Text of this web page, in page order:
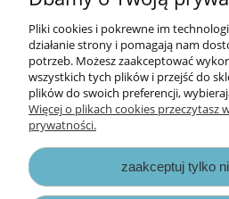
Opłaty i koszty
Zapisy
Pliki cookies i pokrewne im
działanie strony i pomagają nam
potrzeb. Możesz zaakceptować
wszystkich tych plików i przejść do
plików do swoich preferencji,
Więcej o plikach cookies przeczytasz
prywatności.
zaakceptuj tylko